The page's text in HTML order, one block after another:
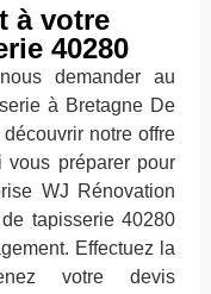
à votre
40280
demander au
à Bretagne De
notre offre
préparer pour
WJ Rénovation
tapisserie 40280
Effectuez la
votre devis